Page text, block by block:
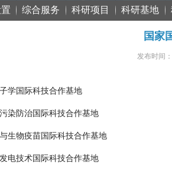
综合服务 科研项目 科研基地
国家
发布时间
学国际科技合作基地
染防治国际科技合作基地
生物疫苗国际科技合作基地
电技术国际科技合作基地